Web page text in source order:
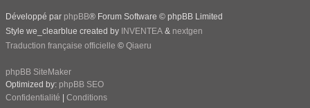
Développé par phpBB® Forum Software © phpBB Limited
Style we_clearblue created by INVENTEA & nextgen
Traduction française officielle © Qiaeru
phpBB SiteMaker
Optimized by: phpBB SEO
Confidentialité
Conditions